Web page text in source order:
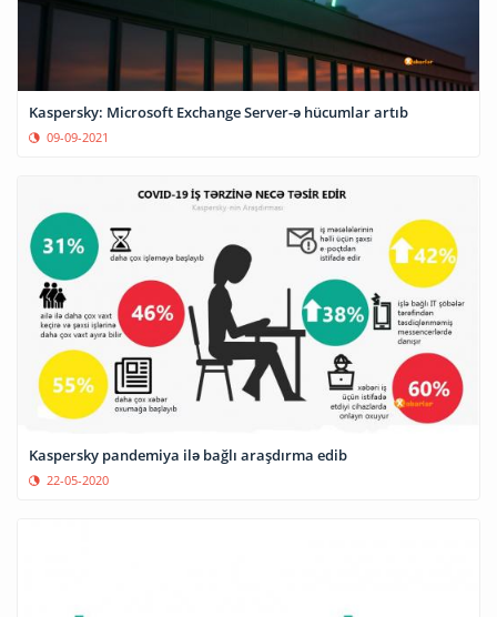
Kaspersky: Microsoft Exchange Server-ə hücumlar artıb
09-09-2021
Kaspersky pandemiya ilə bağlı araşdırma edib
22-05-2020